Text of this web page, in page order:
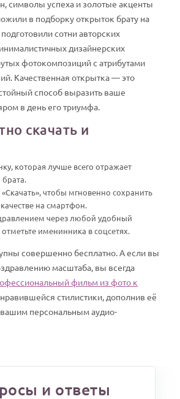
символы успеха и золотые акценты
в подборку открыток брату на
сотни авторских
дизайнерских
фотокомпозиций с атрибутами
Качественная открытка — это
способ выразить ваше
в день его триумфа.
скачать и
которая лучше всего отражает
брата.
чтобы мгновенно сохранить
на смартфон.
через любой удобный
именинника в соцсетях.
совершенно бесплатно. А если вы
масштаба, вы всегда
фильм из фото к
стилистики, дополнив её
персональным аудио-
и ответы